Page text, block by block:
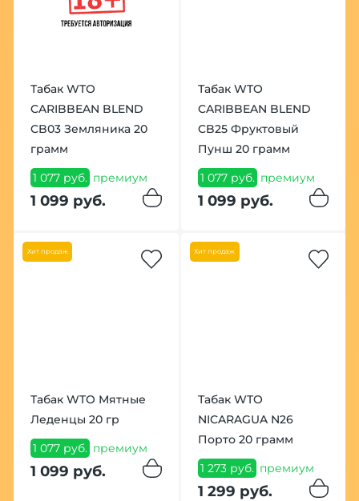
Табак WTO
CARIBBEAN BLEND
CB03 Земляника 20
грамм
1 077 руб. премиум
1 099 руб.
Табак WTO
CARIBBEAN BLEND
CB25 Фруктовый
Пунш 20 грамм
1 077 руб. премиум
1 099 руб.
Хит продаж
Табак WTO Мятные
Леденцы 20 гр
1 077 руб. премиум
1 099 руб.
Хит продаж
Табак WTO
NICARAGUA N26
Порто 20 грамм
1 273 руб. премиум
1 299 руб.